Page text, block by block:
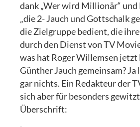
dank „Wer wird Millionär“ und
„die 2- Jauch und Gottschalk
die Zielgruppe bedient, die
durch den Dienst von TV
was hat Roger Willemsen
Günther Jauch gemeinsam?
gar nichts. Ein Redakteur der
sich aber für besonders
Überschrift: